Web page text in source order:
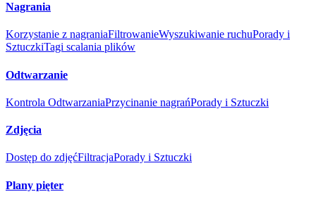
Nagrania
Korzystanie z nagraniaFiltrowanieWyszukiwanie ruchuPorady i
SztuczkiTagi scalania plików
Odtwarzanie
Kontrola OdtwarzaniaPrzycinanie nagrańPorady i Sztuczki
Zdjęcia
Dostęp do zdjęćFiltracjaPorady i Sztuczki
Plany pięter